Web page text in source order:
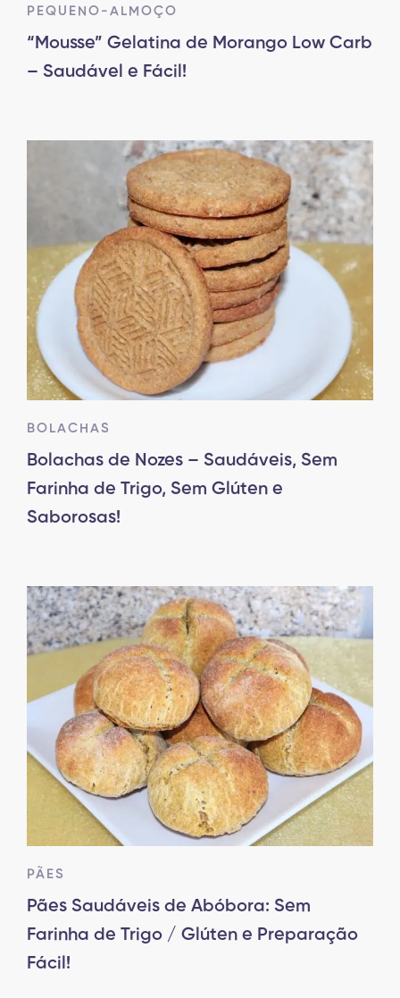
PEQUENO-ALMOÇO
“Mousse” Gelatina de Morango Low Carb
– Saudável e Fácil!
BOLACHAS
Bolachas de Nozes – Saudáveis, Sem
Farinha de Trigo, Sem Glúten e
Saborosas!
PÃES
Pães Saudáveis de Abóbora: Sem
Farinha de Trigo / Glúten e Preparação
Fácil!